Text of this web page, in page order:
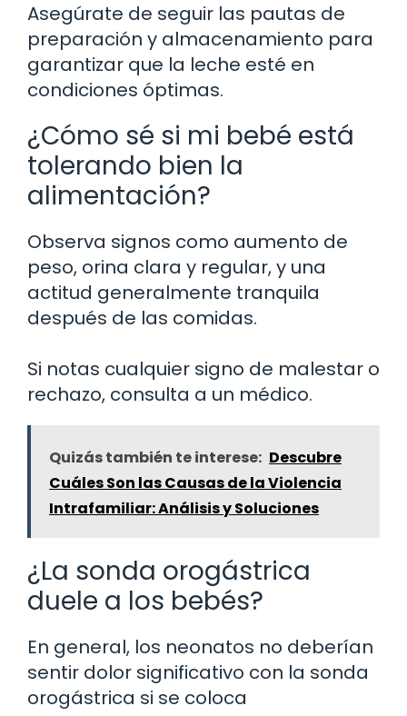
Asegúrate de seguir las pautas de
preparación y almacenamiento para
garantizar que la leche esté en
condiciones óptimas.
¿Cómo sé si mi bebé está
tolerando bien la
alimentación?
Observa signos como aumento de
peso, orina clara y regular, y una
actitud generalmente tranquila
después de las comidas.
Si notas cualquier signo de malestar o
rechazo, consulta a un médico.
Quizás también te interese: Descubre
Cuáles Son las Causas de la Violencia
Intrafamiliar: Análisis y Soluciones
¿La sonda orogástrica
duele a los bebés?
En general, los neonatos no deberían
sentir dolor significativo con la sonda
orogástrica si se coloca